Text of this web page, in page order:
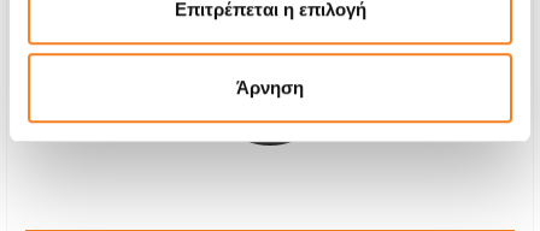
Επιτρέπεται η επιλογή
Άρνηση